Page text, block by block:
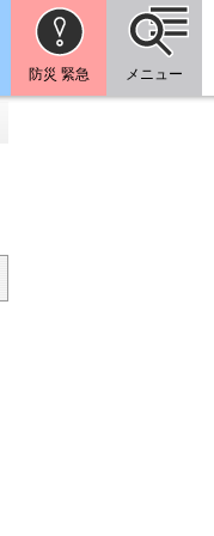
防災 緊急 メニュー